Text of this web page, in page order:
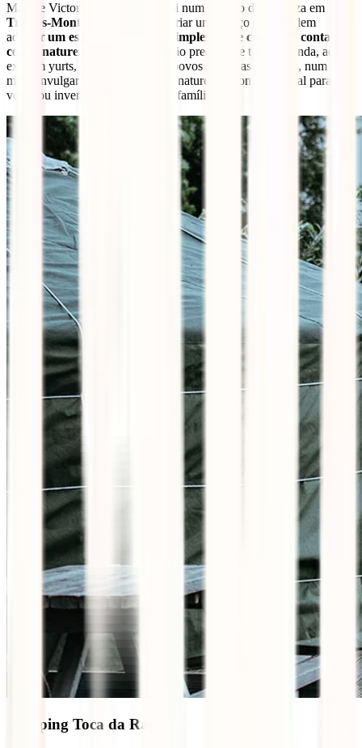
Marie e Victor adoram viajar e foi num recanto da natureza em
Trás-os-Montes
que decidiram criar um espaço onde podem
adoptarum estilo de vida mais simples, são e com mais contacto
com a natureza
. Neste parque não precisas de trazer a tenda, aqui
existem yurts, tendas típicas dos povos nómadas mongóis, num
misto invulgar de contacto com a natureza e conforto, ideal para
verão ou inverno com amigos ou família.
Camping Toca da Raposa